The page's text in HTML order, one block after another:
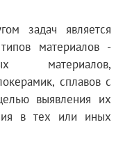
задач является
материалов -
материалов,
сплавов с
выявления их
в тех или иных